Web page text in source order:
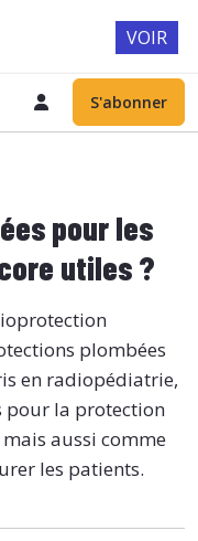
S'abonner
pour les
utiles ?
plombées
en radiopédiatrie,
pour la protection
aussi comme
les patients.
VOIR